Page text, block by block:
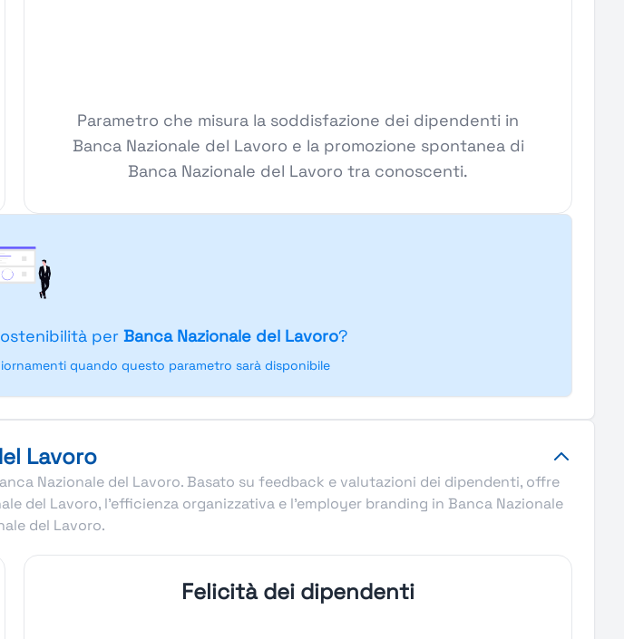
Parametro che misura la soddisfazione dei dipendenti in
Banca Nazionale del Lavoro e la promozione spontanea di
Banca Nazionale del Lavoro tra conoscenti.
per Banca Nazionale del Lavoro?
quando questo parametro sarà disponibile
Lavoro
Nazionale del Lavoro. Basato su feedback e valutazioni dei dipendenti, offre
del Lavoro, l’efficienza organizzativa e l’employer branding in Banca Nazionale
del Lavoro.
Felicità dei dipendenti